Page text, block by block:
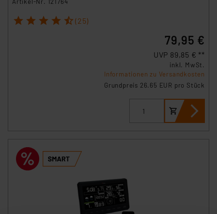
1 2 3 4 5 (25)
79,95 €
UVP 89,85 € **
inkl. MwSt.
Informationen zu Versandkosten
Grundpreis 26.65 EUR pro Stück